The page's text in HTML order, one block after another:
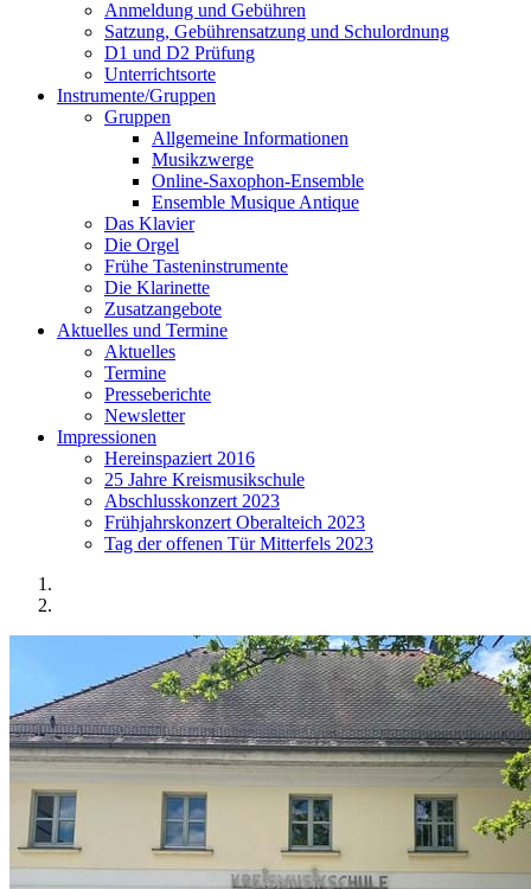
Anmeldung und Gebühren
Satzung, Gebührensatzung und Schulordnung
D1 und D2 Prüfung
Unterrichtsorte
Instrumente/Gruppen
Gruppen
Allgemeine Informationen
Musikzwerge
Online-Saxophon-Ensemble
Ensemble Musique Antique
Das Klavier
Die Orgel
Frühe Tasteninstrumente
Die Klarinette
Zusatzangebote
Aktuelles und Termine
Aktuelles
Termine
Presseberichte
Newsletter
Impressionen
Hereinspaziert 2016
25 Jahre Kreismusikschule
Abschlusskonzert 2023
Frühjahrskonzert Oberalteich 2023
Tag der offenen Tür Mitterfels 2023